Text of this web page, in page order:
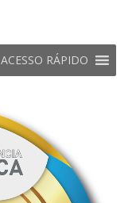
ACESSO RÁPIDO